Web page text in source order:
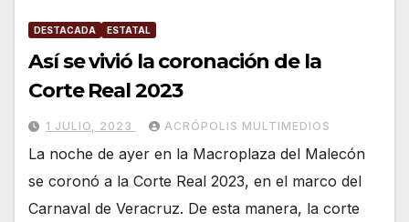
DESTACADA ESTATAL
Así se vivió la coronación de la
Corte Real 2023
1 JULIO, 2023 ACRÓPOLIS MULTIMEDIOS
La noche de ayer en la Macroplaza del Malecón
se coronó a la Corte Real 2023, en el marco del
Carnaval de Veracruz. De esta manera, la corte